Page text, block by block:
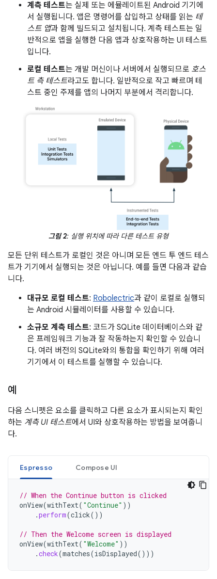
계측 테스트는 실제 또는 에뮬레이트된 Android 기기에
서 실행됩니다. 앱은 명령어를 삽입하고 상태를 읽는 테
스트 앱과 함께 빌드되고 설치됩니다. 계측 테스트는 일
반적으로 앱을 실행한 다음 앱과 상호작용하는 UI 테스트
입니다.
로컬 테스트는 개발 머신이나 서버에서 실행되므로 호스
트 측 테스트라고도 합니다. 일반적으로 작고 빠르며 테
스트 중인 주제를 앱의 나머지 부분에서 격리합니다.
그림 2: 실행 위치에 따라 다른 테스트 유형
모든 단위 테스트가 로컬인 것은 아니며 모든 엔드 투 엔드 테스
트가 기기에서 실행되는 것은 아닙니다. 예를 들면 다음과 같습
니다.
대규모 로컬 테스트: Robolectric과 같이 로컬로 실행되
는 Android 시뮬레이터를 사용할 수 있습니다.
소규모 계측 테스트: 코드가 SQLite 데이터베이스와 같
은 프레임워크 기능과 잘 작동하는지 확인할 수 있습니
다. 여러 버전의 SQLite와의 통합을 확인하기 위해 여러
기기에서 이 테스트를 실행할 수 있습니다.
예
다음 스니펫은 요소를 클릭하고 다른 요소가 표시되는지 확인
하는 계측 UI 테스트에서 UI와 상호작용하는 방법을 보여줍니
다.
Espresso Compose UI
// When the Continue button is clicked
onView(withText( "Continue" ))
.perform(click())
// Then the Welcome screen is displayed
onView(withText( "Welcome" ))
.check(matches(isDisplayed()))